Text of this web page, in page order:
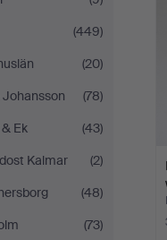
(449)
(20)
(78)
Ek
(43)
Kalmar
(2)
(48)
(73)